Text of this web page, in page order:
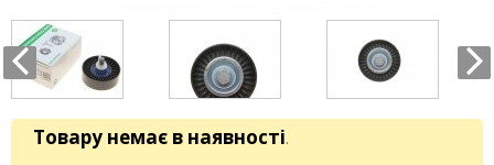
Товару немає в наявності.